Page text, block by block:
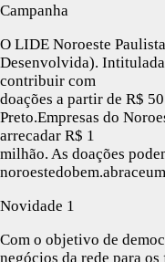
Campanha
O LIDE Noroeste
Desenvolvida). Intitulada
contribuir com
doações a partir de R$
Preto.Empresas do
arrecadar R$ 1
milhão. As doações
Novidade 1
Com o objetivo de
negócios da rede para os